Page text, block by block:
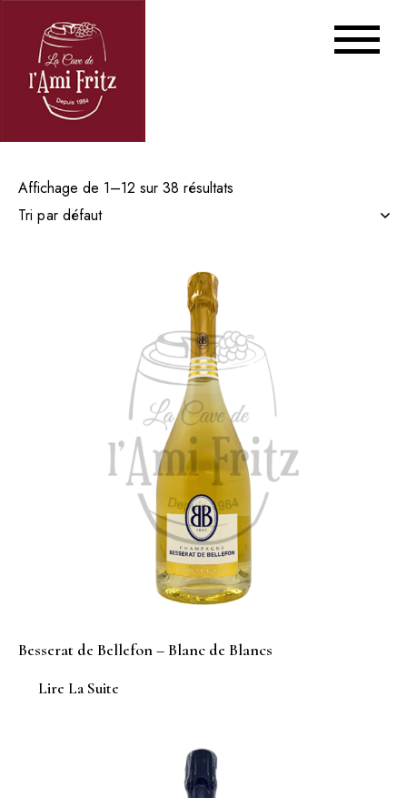
Affichage de 1–12 sur 38 résultats
Besserat de Bellefon – Blanc de Blancs
Lire La Suite